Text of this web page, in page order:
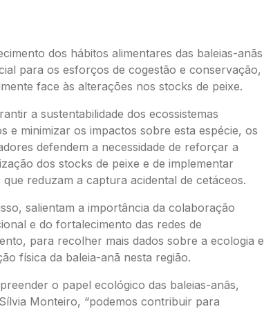
dos hábitos alimentares das baleias-anãs
para os esforços de cogestão e conservação,
face às alterações nos stocks de peixe.
a sustentabilidade dos ecossistemas
e minimizar os impactos sobre esta espécie, os
defendem a necessidade de reforçar a
dos stocks de peixe e de implementar
que reduzam a captura acidental de cetáceos.
salientam a importância da colaboração
e do fortalecimento das redes de
para recolher mais dados sobre a ecologia e
física da baleia-anã nesta região.
o papel ecológico das baleias-anãs,
Monteiro, “podemos contribuir para